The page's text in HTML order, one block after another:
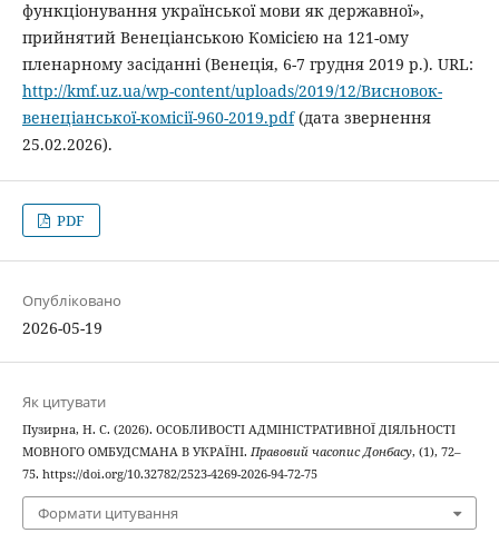
функціонування української мови як державної»,
прийнятий Венеціанською Комісією на 121-ому
пленарному засіданні (Венеція, 6-7 грудня 2019 р.). URL:
http://kmf.uz.ua/wp-content/uploads/2019/12/Висновок-
венеціанської-комісії-960-2019.pdf(дата звернення
25.02.2026).
PDF
Опубліковано
2026-05-19
Як цитувати
Пузирна, Н. С. (2026). ОСОБЛИВОСТІ АДМІНІСТРАТИВНОЇ ДІЯЛЬНОСТІ
МОВНОГО ОМБУДСМАНА В УКРАЇНІ. Правовий часопис Донбасу, (1), 72–
75. https://doi.org/10.32782/2523-4269-2026-94-72-75
Формати цитування